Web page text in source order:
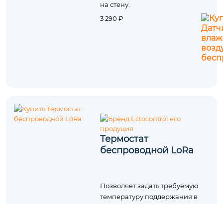
на стену.
3 290 ₽
Термостат
беcпроводной LoRa
Позволяет задать требуемую
температуру поддержания в